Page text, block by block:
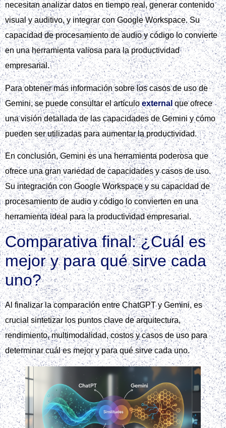
necesitan analizar datos en tiempo real, generar contenido
visual y auditivo, y integrar con Google Workspace. Su
capacidad de procesamiento de audio y código lo convierte
en una herramienta valiosa para la productividad
empresarial.
Para obtener más información sobre los casos de uso de
Gemini, se puede consultar el artículoexternalque ofrece
una visión detallada de las capacidades de Gemini y cómo
pueden ser utilizadas para aumentar la productividad.
En conclusión, Gemini es una herramienta poderosa que
ofrece una gran variedad de capacidades y casos de uso.
Su integración con Google Workspace y su capacidad de
procesamiento de audio y código lo convierten en una
herramienta ideal para la productividad empresarial.
Comparativa final: ¿Cuál es
mejor y para qué sirve cada
uno?
Al finalizar la comparación entre ChatGPT y Gemini, es
crucial sintetizar los puntos clave de arquitectura,
rendimiento, multimodalidad, costos y casos de uso para
determinar cuál es mejor y para qué sirve cada uno.